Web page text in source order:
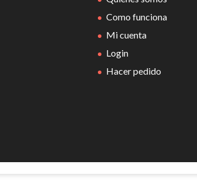
Como funciona
Mi cuenta
Login
Hacer pedido